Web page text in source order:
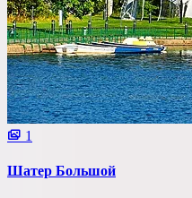
1
Шатер Большой